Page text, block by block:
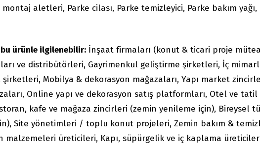
aletleri, Parke cilası, Parke temizleyici, Parke bakım
ürünle ilgilenebilir: İnşaat firmaları (konut & ticari proje
ve distribütörleri, Gayrimenkul geliştirme şirketleri, İç
Mobilya & dekorasyon mağazaları, Yapı market
Online yapı ve dekorasyon satış platformları, Otel ve tatil
kafe ve mağaza zincirleri (zemin yenileme için), Bireysel
Site yönetimleri / toplu konut projeleri, Zemin bakım &
malzemeleri üreticileri, Kapı, süpürgelik ve iç kaplama